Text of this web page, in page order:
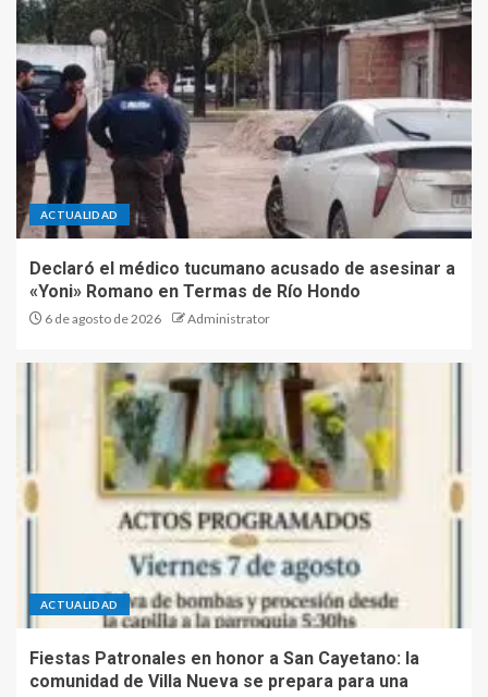
ACTUALIDAD
Declaró el médico tucumano acusado de asesinar a
«Yoni» Romano en Termas de Río Hondo
6 de agosto de 2026 Administrator
ACTUALIDAD
Fiestas Patronales en honor a San Cayetano: la
comunidad de Villa Nueva se prepara para una